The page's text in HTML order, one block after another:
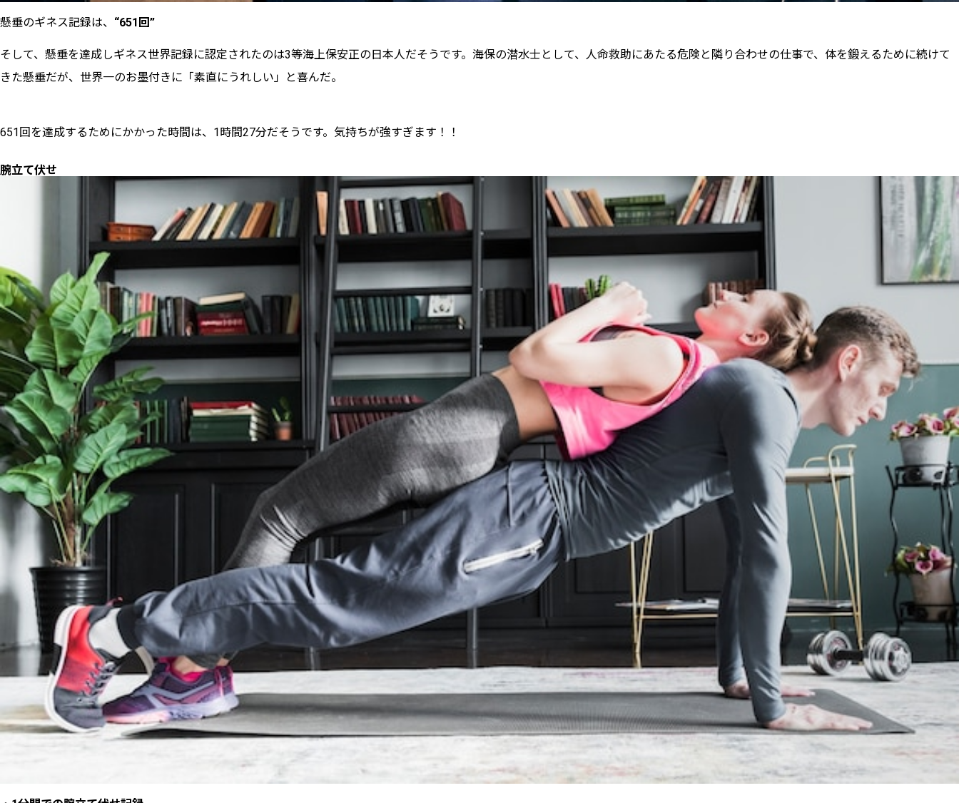
懸垂のギネス記録は、 “651回”
そして、懸垂を達成しギネス世界記録に認定されたのは3等海上保安正の日本人だそうです。海保の潜水士として、人命救助にあたる危険と隣り合わせの仕事で、体を鍛えるために続けて
きた懸垂だが、世界一のお墨付きに「素直にうれしい」と喜んだ。
651回を達成するためにかかった時間は、1時間27分だそうです。気持ちが強すぎます！！
腕立て伏せ